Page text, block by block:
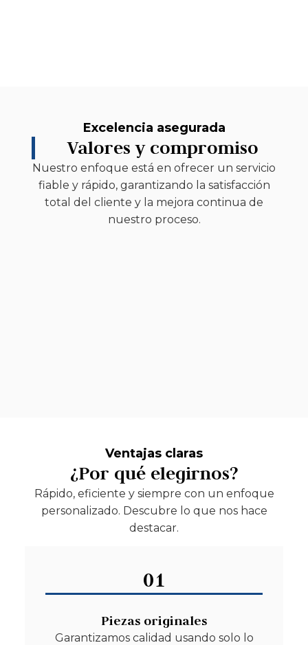
Excelencia asegurada
Valores y compromiso
Nuestro enfoque está en ofrecer un servicio
fiable y rápido, garantizando la satisfacción
total del cliente y la mejora continua de
nuestro proceso.
Ventajas claras
¿Por qué elegirnos?
Rápido, eficiente y siempre con un enfoque
personalizado. Descubre lo que nos hace
destacar.
01
Piezas originales
Garantizamos calidad usando solo lo